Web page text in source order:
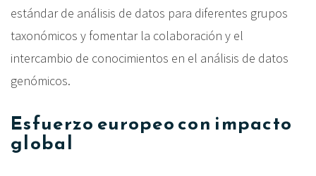
estándar de análisis de datos para diferentes grupos
taxonómicos y fomentar la colaboración y el
intercambio de conocimientos en el análisis de datos
genómicos.
Esfuerzo europeo con impacto
global